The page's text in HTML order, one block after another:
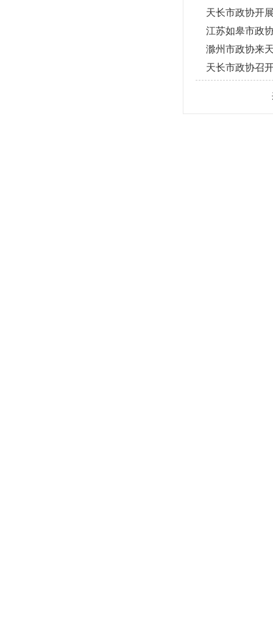
天长市政协开
江苏如皋市政
滁州市政协来
天长市政协召